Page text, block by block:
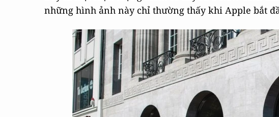
những hình ảnh này chỉ thường thấy khi Apple bắt